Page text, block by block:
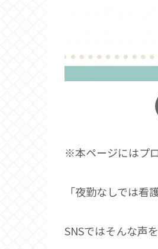
※本ページにはプ
「夜勤なしでは看
SNSではそんな声